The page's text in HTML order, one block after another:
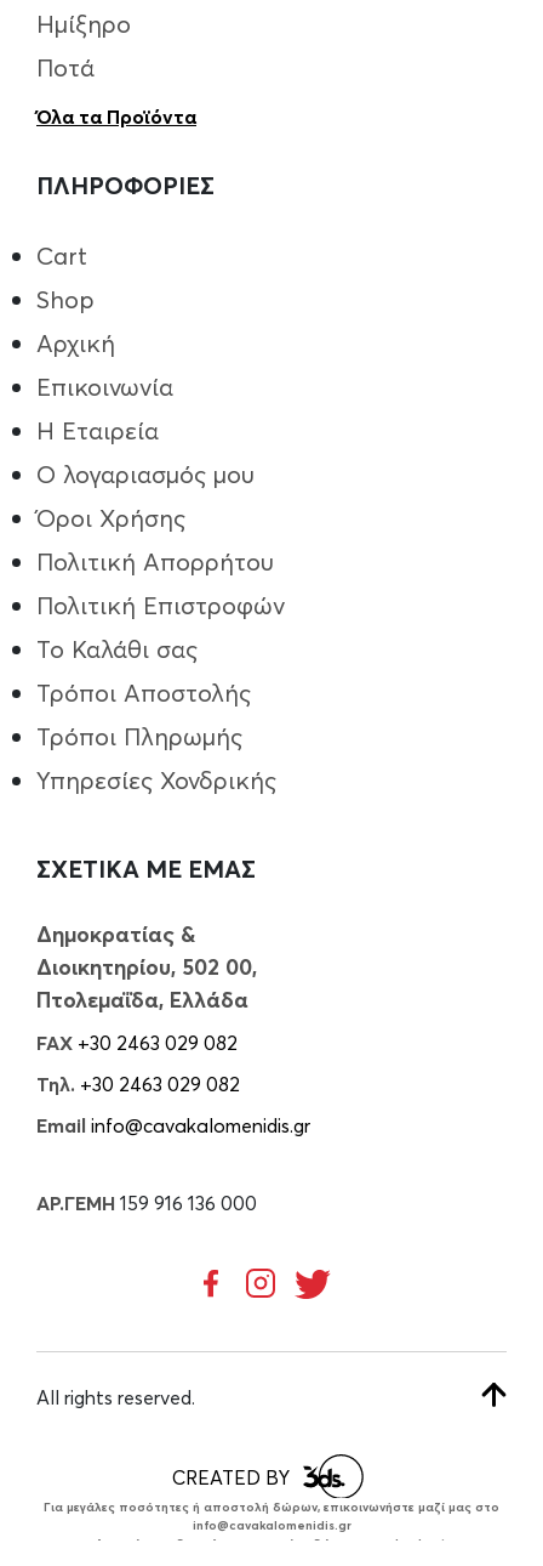
Για μεγάλες ποσότητες ή αποστολή δώρων, επικοινωνήστε μαζί μας στο
info@cavakalomenidis.gr
Δυνατότητα δωρεάν συσκευασίας δώρου στο checkout.
Ημίξηρο
Ποτά
Όλα τα Προϊόντα
ΠΛΗΡΟΦΟΡΙΕΣ
Cart
Shop
Αρχική
Επικοινωνία
Η Εταιρεία
Ο λογαριασμός μου
Όροι Χρήσης
Πολιτική Απορρήτου
Πολιτική Επιστροφών
Το Καλάθι σας
Τρόποι Aποστολής
Τρόποι Πληρωμής
Υπηρεσίες Χονδρικής
ΣΧΕΤΙΚΑ ΜΕ ΕΜΑΣ
Δημοκρατίας &
Διοικητηρίου, 502 00,
Πτολεμαΐδα, Ελλάδα
FAX +30 2463 029 082
Τηλ. +30 2463 029 082
Email info@cavakalomenidis.gr
ΑΡ.ΓΕΜΗ 159 916 136 000
All rights reserved.
CREATED BY